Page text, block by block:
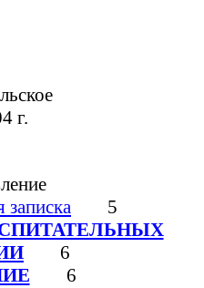
г.
записка 5
6
6